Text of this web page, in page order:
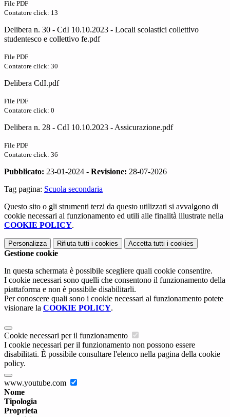
File PDF
Contatore click: 13
Delibera n. 30 - CdI 10.10.2023 - Locali scolastici collettivo
studentesco e collettivo fe.pdf
File PDF
Contatore click: 30
Delibera CdI.pdf
File PDF
Contatore click: 0
Delibera n. 28 - CdI 10.10.2023 - Assicurazione.pdf
File PDF
Contatore click: 36
Pubblicato: 23-01-2024 - Revisione: 28-07-2026
Tag pagina: Scuola secondaria
Questo sito o gli strumenti terzi da questo utilizzati si avvalgono di
cookie necessari al funzionamento ed utili alle finalità illustrate nella
COOKIE POLICY.
Personalizza Rifiuta tutti i cookies Accetta tutti i cookies
Gestione cookie
In questa schermata è possibile scegliere quali cookie consentire.
I cookie necessari sono quelli che consentono il funzionamento della
piattaforma e non è possibile disabilitarli.
Per conoscere quali sono i cookie necessari al funzionamento potete
visionare la COOKIE POLICY.
Cookie necessari per il funzionamento
I cookie necessari per il funzionamento non possono essere
disabilitati. È possibile consultare l'elenco nella pagina della cookie
policy.
www.youtube.com
Nome
Tipologia
Proprieta